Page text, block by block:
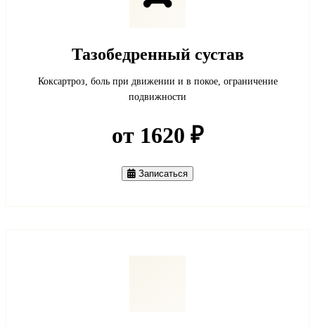
Тазобедренный сустав
Коксартроз, боль при движении и в покое, ограничение
подвижности
от 1620 ₽
Записаться